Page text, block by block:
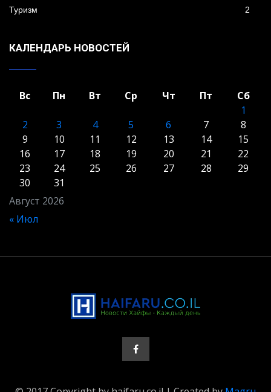
Туризм 2
КАЛЕНДАРЬ НОВОСТЕЙ
Август 2026
Вс Пн Вт Ср Чт Пт
Сб
1
2
3 4 5 6 7
8
9
10 11 12 13 14
15
16
17 18 19 20 21
22
23
24 25 26 27 28
29
30
31
« Июл